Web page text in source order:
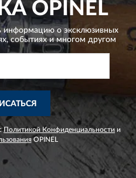
OPINEL
информацию о эксклюзивных
событиях и многом другом
Политикой Конфиденциальности и
OPINEL